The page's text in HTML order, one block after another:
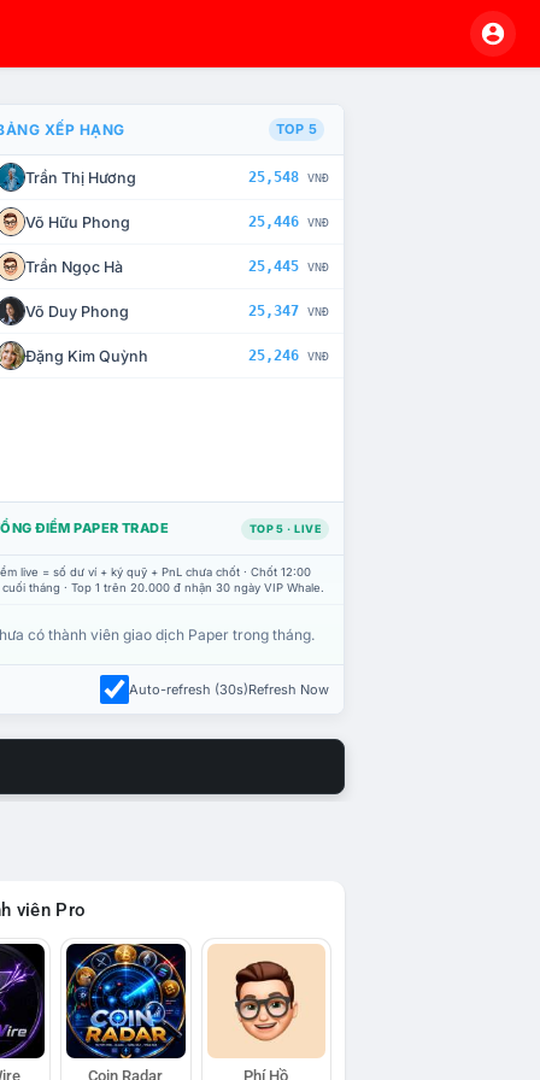
CHẾ TÀI XỬ LÝ VI PHẠM
XẾP HẠNG TOP 5
Trần Thị Hương 25,548 VNĐ
Võ Hữu Phong 25,446 VNĐ
Trần Ngọc Hà 25,445 VNĐ
Võ Duy Phong 25,347 VNĐ
Đặng Kim Quỳnh 25,246 VNĐ
ĐIỂM PAPER TRADE TOP 5 · LIVE
live = số dư ví + ký quỹ + PnL chưa chốt · Chốt 12:00
tháng · Top 1 trên 20.000 đ nhận 30 ngày VIP Whale.
có thành viên giao dịch Paper trong tháng.
Auto-refresh (30s)Refresh Now
viên Pro
Coin Radar Phí Hồ